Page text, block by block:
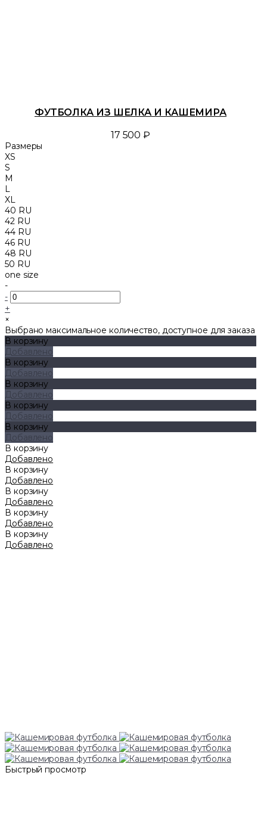
ФУТБОЛКА ИЗ ШЕЛКА И КАШЕМИРА
17 500 ₽
Размеры
XS
S
M
L
XL
40 RU
42 RU
44 RU
46 RU
48 RU
50 RU
one size
-
-
+
×
Выбрано максимальное количество, доступное для заказа
В корзину
Добавлено
В корзину
Добавлено
В корзину
Добавлено
В корзину
Добавлено
В корзину
Добавлено
В корзину
Добавлено
В корзину
Добавлено
В корзину
Добавлено
В корзину
Добавлено
В корзину
Добавлено
Быстрый просмотр